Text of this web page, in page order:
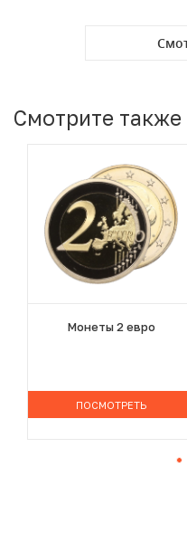
Смотрите
Монеты 2 евро
ПОСМОТРЕТЬ